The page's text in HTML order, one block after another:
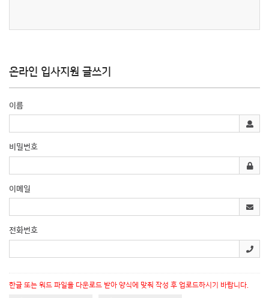
온라인 입사지원 글쓰기
이름
비밀번호
이메일
전화번호
한글 또는 워드 파일을 다운로드 받아 양식에 맞춰 작성 후 업로드하시기 바랍니다.